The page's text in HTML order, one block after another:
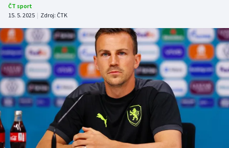
Atletika
Cyklistika
DALŠÍ SPORTY
Americký fotbal
Baseball a softbal
Basketbal
NEPŘEHLÉDNĚTE
Soutěže
Historické návraty
ČT sport
15. 5. 2025 | Zdroj: ČTK